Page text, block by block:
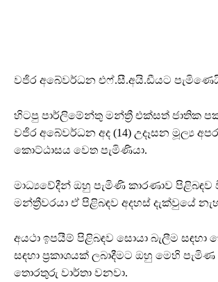
වජිර අබේවර්ධන එෆ්.සී.අයි.ඩීයට
හිටපු පාර්ලිමේන්තු මන්ත්‍රී එක්සත් ජාතික
වජිර අබේවර්ධන අද (14) උදෑසන මූල්‍ය
කොට්ඨාසය වෙත පැමිණියා.
මාධ්‍යවේදීන් ඔහු පැමිණි කාරණාව පිළිබඳව
මන්ත්‍රීවරයා ඒ පිළිබඳව අදහස් දැක්වුයේ
අයථා ඉපයීම් පිළිබඳව සොයා බැලීම
සඳහා ප්‍රකාශයක් ලබාදීමට ඔහු මෙහි
තොරතුරු වාර්තා වනවා.